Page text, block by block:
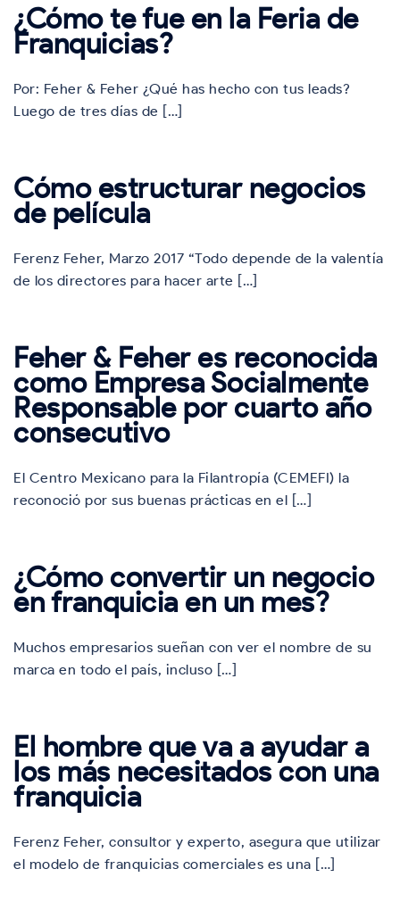
¿Cómo te fue en la Feria de
Franquicias?
Por: Feher & Feher ¿Qué has hecho con tus leads?
Luego de tres días de […]
Cómo estructurar negocios
de película
Ferenz Feher, Marzo 2017 “Todo depende de la valentía
de los directores para hacer arte […]
Feher & Feher es reconocida
como Empresa Socialmente
Responsable por cuarto año
consecutivo
El Centro Mexicano para la Filantropía (CEMEFI) la
reconoció por sus buenas prácticas en el […]
¿Cómo convertir un negocio
en franquicia en un mes?
Muchos empresarios sueñan con ver el nombre de su
marca en todo el país, incluso […]
El hombre que va a ayudar a
los más necesitados con una
franquicia
Ferenz Feher, consultor y experto, asegura que utilizar
el modelo de franquicias comerciales es una […]